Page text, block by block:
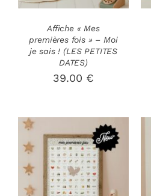
Affiche « Mes
premières fois » – Moi
je sais ! (LES PETITES
DATES)
39.00 €
AJOUTER AU
PANIER
/
DÉTAILS